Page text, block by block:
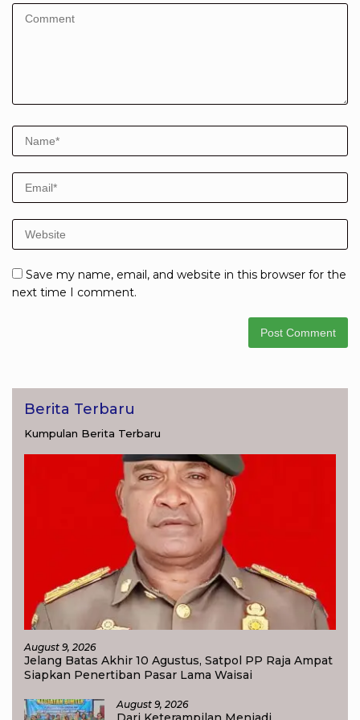
Save my name, email, and website in this browser for the
next time I comment.
Berita Terbaru
Kumpulan Berita Terbaru
August 9, 2026
Jelang Batas Akhir 10 Agustus, Satpol PP Raja Ampat
Siapkan Penertiban Pasar Lama Waisai
August 9, 2026